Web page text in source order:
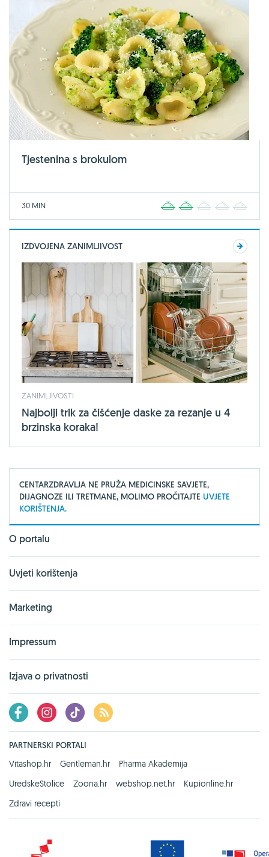
Tjestenina s brokulom
30 MIN 2 3 4
IZDVOJENA ZANIMLJIVOST
ZANIMLJIVOSTI
Najbolji trik za čišćenje daske za rezanje u 4
brzinska koraka!
CENTARZDRAVLJA NE PRUŽA MEDICINSKE SAVJETE,
DIJAGNOZE ILI TRETMANE, MOLIMO PROČITAJTE UVJETE
KORIŠTENJA.
O portalu
Uvjeti korištenja
Marketing
Impressum
Izjava o privatnosti
PARTNERSKI PORTALI
Vitashop.hr
Gentleman.hr
Pharma Akademija
UredskeStolice
Zoona.hr webshop.net.hr
Kupionline.hr
Zdravi recepti